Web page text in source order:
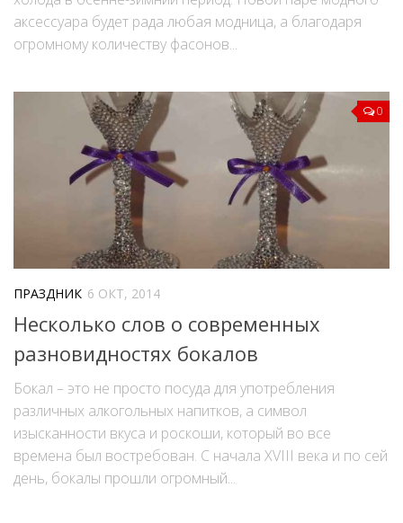
аксессуара будет рада любая модница, а благодаря
огромному количеству фасонов...
0
ПРАЗДНИК 6 ОКТ, 2014
Несколько слов о современных
разновидностях бокалов
Бокал – это не просто посуда для употребления
различных алкогольных напитков, а символ
изысканности вкуса и роскоши, который во все
времена был востребован. С начала XVIII века и по сей
день, бокалы прошли огромный...